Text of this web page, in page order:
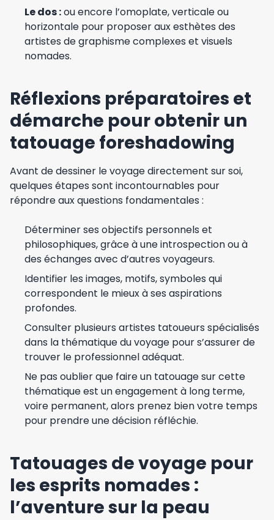
Le dos :ou encore l’omoplate, verticale ou
horizontale pour proposer aux esthètes des
artistes de graphisme complexes et visuels
nomades.
Réflexions préparatoires et
démarche pour obtenir un
tatouage foreshadowing
Avant de dessiner le voyage directement sur soi,
quelques étapes sont incontournables pour
répondre aux questions fondamentales :
Déterminer ses objectifs personnels et
philosophiques, grâce à une introspection ou à
des échanges avec d’autres voyageurs.
Identifier les images, motifs, symboles qui
correspondent le mieux à ses aspirations
profondes.
Consulter plusieurs artistes tatoueurs spécialisés
dans la thématique du voyage pour s’assurer de
trouver le professionnel adéquat.
Ne pas oublier que faire un tatouage sur cette
thématique est un engagement à long terme,
voire permanent, alors prenez bien votre temps
pour prendre une décision réfléchie.
Tatouages de voyage pour
les esprits nomades :
l’aventure sur la peau